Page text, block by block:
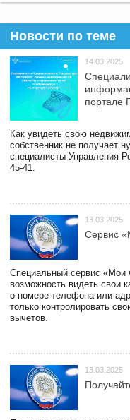
Новости по теме
14.03.2025
портале
Как увидеть свою
собственник не получает
специалисты Управления
45-41.
13.03.2025
Сервис
Специальный сервис «Мои
возможность видеть свои
о номере телефона или
только контролировать
вычетов.
13.03.2025